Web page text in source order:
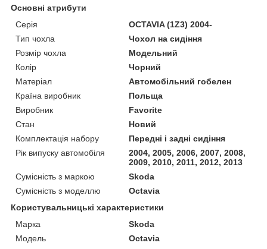
Основні атрибути
Серія
OCTAVIA (1Z3) 2004-
Тип чохла
Чохол на сидіння
Розмір чохла
Модельний
Колір
Чорний
Матеріал
Автомобільний гобелен
Країна виробник
Польща
Виробник
Favorite
Стан
Новий
Комплектація набору
Передні і задні сидіння
Рік випуску автомобіля
2004, 2005, 2006, 2007, 2008,
2009, 2010, 2011, 2012, 2013
Сумісність з маркою
Skoda
Сумісність з моделлю
Octavia
Користувальницькі характеристики
Марка
Skoda
Модель
Octavia